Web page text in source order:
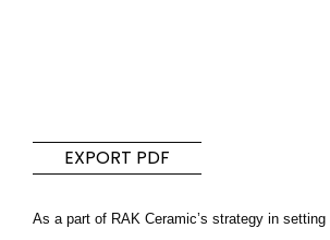
Bodenbelage
Fliesen inspiriert von den
Welt
EXPORT PDF
As a part of RAK Ceramic’s strategy in